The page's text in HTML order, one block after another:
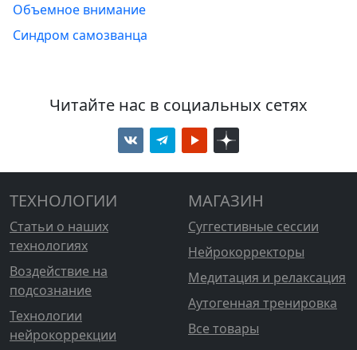
Объемное внимание
Синдром самозванца
Читайте нас в социальных сетях
ТЕХНОЛОГИИ
Статьи о наших
технологиях
Воздействие на
подсознание
Технологии
нейрокоррекции
МАГАЗИН
Суггестивные сессии
Нейрокорректоры
Медитация и релаксация
Аутогенная тренировка
Все товары